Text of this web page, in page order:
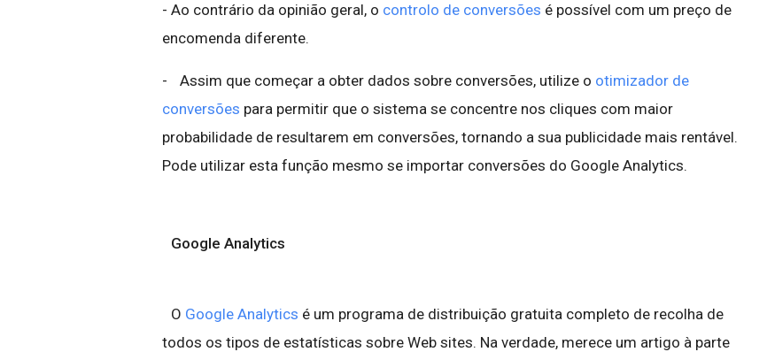
- Ao contrário da opinião geral, o controlo de conversões é possível com um preço de
encomenda diferente.
- Assim que começar a obter dados sobre conversões, utilize o otimizador de
conversões para permitir que o sistema se concentre nos cliques com maior
probabilidade de resultarem em conversões, tornando a sua publicidade mais rentável.
Pode utilizar esta função mesmo se importar conversões do Google Analytics.
Google Analytics
O Google Analytics é um programa de distribuição gratuita completo de recolha de
todos os tipos de estatísticas sobre Web sites. Na verdade, merece um artigo à parte